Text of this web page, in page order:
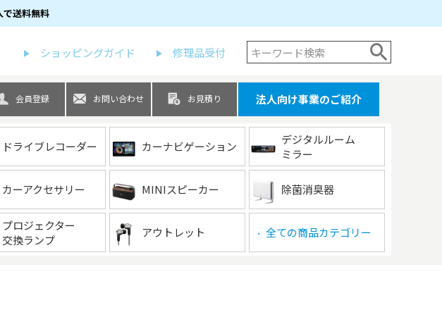
送料無料
ショッピングガイド 修理品受付
検索
会員登録 お問い合わせ お見積り 法人向け事業のご紹介
ドライブレコーダー カーナビゲーション
デジタルルーム
ミラー
カーアクセサリー MINIスピーカー 除菌消臭器
プロジェクター
交換ランプ
アウトレット ▶ 全ての商品カテゴリー